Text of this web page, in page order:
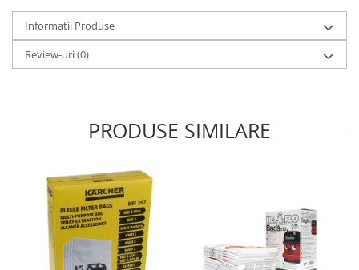
Mobila si transport animale de
companie
Zgarzi, lese si hamuri
PC, Periferice & Software
Imprimante, Scanere &
Retelistica & Supraveghere
Servere, Componente & UPS
Telecomenzi garaj
Sport & Activitati in aer liber
Informatii Produse
Review-uri(0)
PRODUSE SIMILARE